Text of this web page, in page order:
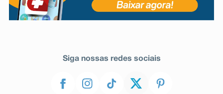
Siga nossas redes sociais